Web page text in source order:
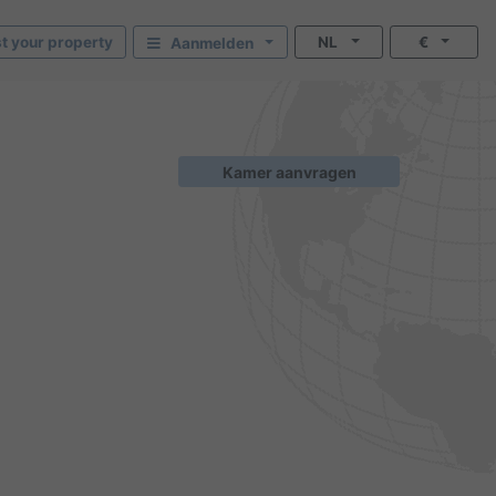
your property Aanmelden NL €
Kamer aanvragen